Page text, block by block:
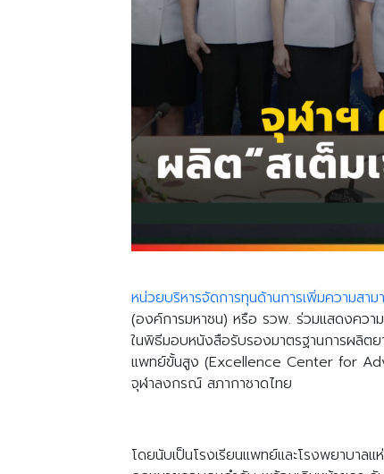
หน่วยบริหารจัดการทุนด้านการเพิ่มความสา
(องค์การมหาชน) หรือ รวพ. ร่วมแสดงควา
ในพิธีมอบหนังสือรับรองมาตรฐานการผลิต
แพทย์ขั้นสูง (Excellence Center for
จุฬาลงกรณ์ สภากาชาดไทย
โดยนับเป็นโรงเรียนแพทย์และโรงพยาบา